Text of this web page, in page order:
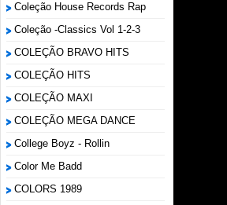
Coleção House Records Rap
Coleção -Classics Vol 1-2-3
COLEÇÃO BRAVO HITS
COLEÇÃO HITS
COLEÇÃO MAXI
COLEÇÃO MEGA DANCE
College Boyz ‎- Rollin
Color Me Badd
COLORS 1989